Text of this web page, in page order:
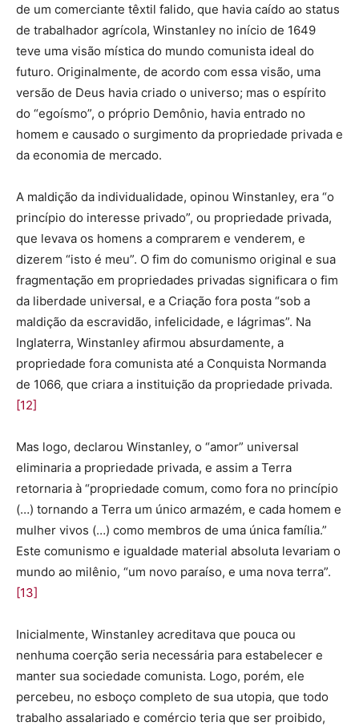
de um comerciante têxtil falido, que havia caído ao status
de trabalhador agrícola, Winstanley no início de 1649
teve uma visão mística do mundo comunista ideal do
futuro. Originalmente, de acordo com essa visão, uma
versão de Deus havia criado o universo; mas o espírito
do “egoísmo”, o próprio Demônio, havia entrado no
homem e causado o surgimento da propriedade privada e
da economia de mercado.
A maldição da individualidade, opinou Winstanley, era “o
princípio do interesse privado”, ou propriedade privada,
que levava os homens a comprarem e venderem, e
dizerem “isto é meu”. O fim do comunismo original e sua
fragmentação em propriedades privadas significara o fim
da liberdade universal, e a Criação fora posta “sob a
maldição da escravidão, infelicidade, e lágrimas”. Na
Inglaterra, Winstanley afirmou absurdamente, a
propriedade fora comunista até a Conquista Normanda
de 1066, que criara a instituição da propriedade privada.
[12]
Mas logo, declarou Winstanley, o “amor” universal
eliminaria a propriedade privada, e assim a Terra
retornaria à “propriedade comum, como fora no princípio
(…) tornando a Terra um único armazém, e cada homem e
mulher vivos (…) como membros de uma única família.”
Este comunismo e igualdade material absoluta levariam o
mundo ao milênio, “um novo paraíso, e uma nova terra”.
[13]
Inicialmente, Winstanley acreditava que pouca ou
nenhuma coerção seria necessária para estabelecer e
manter sua sociedade comunista. Logo, porém, ele
percebeu, no esboço completo de sua utopia, que todo
trabalho assalariado e comércio teria que ser proibido,